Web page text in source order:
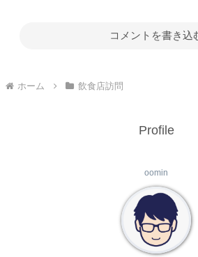
コメントを書き込
ホーム 飲食店訪問
Profile
oomin